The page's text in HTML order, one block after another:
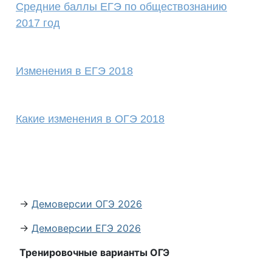
Средние баллы ЕГЭ по обществознанию
2017 год
Изменения в ЕГЭ 2018
Какие изменения в ОГЭ 2018
→ Демоверсии ОГЭ 2026
→ Демоверсии ЕГЭ 2026
Тренировочные варианты ОГЭ